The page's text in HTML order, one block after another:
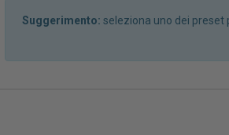
Suggerimento: seleziona uno dei